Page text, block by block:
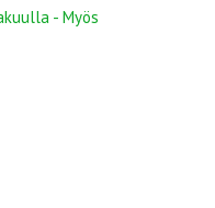
- Myös